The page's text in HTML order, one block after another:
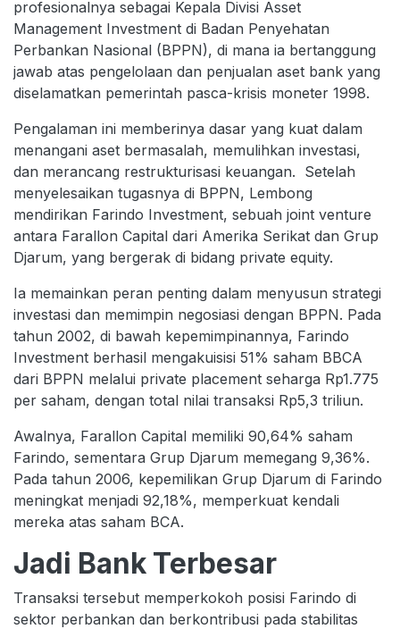
profesionalnya sebagai Kepala Divisi Asset
Management Investment di Badan Penyehatan
Perbankan Nasional (BPPN), di mana ia bertanggung
jawab atas pengelolaan dan penjualan aset bank yang
diselamatkan pemerintah pasca-krisis moneter 1998.
Pengalaman ini memberinya dasar yang kuat dalam
menangani aset bermasalah, memulihkan investasi,
dan merancang restrukturisasi keuangan. Setelah
menyelesaikan tugasnya di BPPN, Lembong
mendirikan Farindo Investment, sebuah joint venture
antara Farallon Capital dari Amerika Serikat dan Grup
Djarum, yang bergerak di bidang private equity.
Ia memainkan peran penting dalam menyusun strategi
investasi dan memimpin negosiasi dengan BPPN. Pada
tahun 2002, di bawah kepemimpinannya, Farindo
Investment berhasil mengakuisisi 51% saham BBCA
dari BPPN melalui private placement seharga Rp1.775
per saham, dengan total nilai transaksi Rp5,3 triliun.
Awalnya, Farallon Capital memiliki 90,64% saham
Farindo, sementara Grup Djarum memegang 9,36%.
Pada tahun 2006, kepemilikan Grup Djarum di Farindo
meningkat menjadi 92,18%, memperkuat kendali
mereka atas saham BCA.
Jadi Bank Terbesar
Transaksi tersebut memperkokoh posisi Farindo di
sektor perbankan dan berkontribusi pada stabilitas